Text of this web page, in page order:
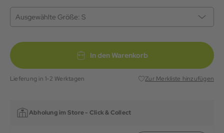
Ausgewählte Größe: S
In den Warenkorb
Lieferung in 1-2 Werktagen Zur Merkliste hinzufügen
Abholung im Store - Click & Collect